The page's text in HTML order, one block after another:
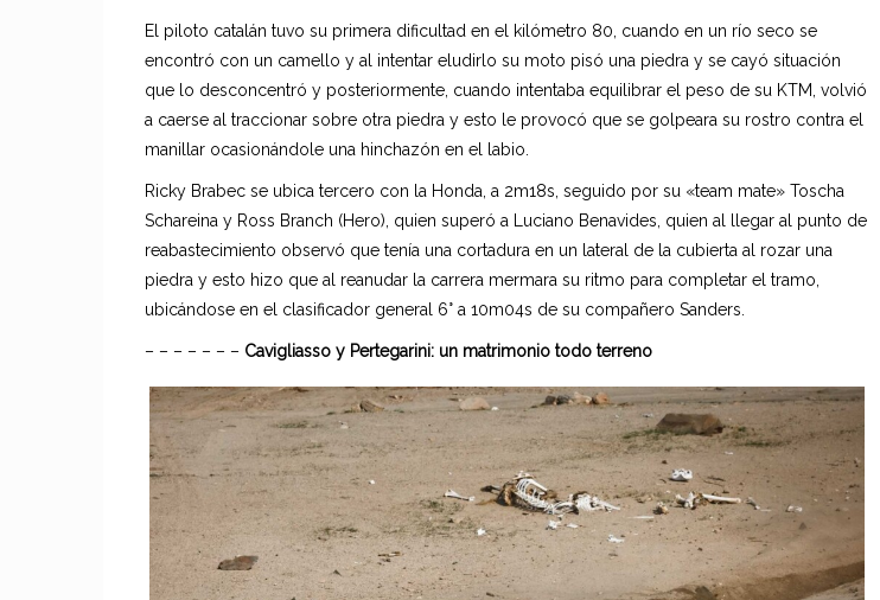
El piloto catalán tuvo su primera dificultad en el kilómetro 80, cuando en un río seco se
encontró con un camello y al intentar eludirlo su moto pisó una piedra y se cayó situación
que lo desconcentró y posteriormente, cuando intentaba equilibrar el peso de su KTM, volvió
a caerse al traccionar sobre otra piedra y esto le provocó que se golpeara su rostro contra el
manillar ocasionándole una hinchazón en el labio.
Ricky Brabec se ubica tercero con la Honda, a 2m18s, seguido por su «team mate» Toscha
Schareina y Ross Branch (Hero), quien superó a Luciano Benavides, quien al llegar al punto de
reabastecimiento observó que tenía una cortadura en un lateral de la cubierta al rozar una
piedra y esto hizo que al reanudar la carrera mermara su ritmo para completar el tramo,
ubicándose en el clasificador general 6° a 10m04s de su compañero Sanders.
– – – – – – – Cavigliasso y Pertegarini: un matrimonio todo terreno